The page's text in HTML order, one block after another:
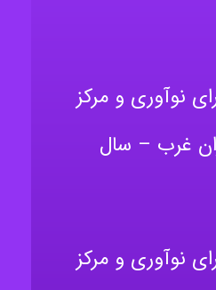
نوآوری و مرکز
غرب – سال
نوآوری و مرکز